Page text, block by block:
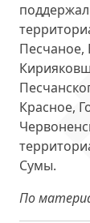
Песчаное,
Красное,
Сумы.
По